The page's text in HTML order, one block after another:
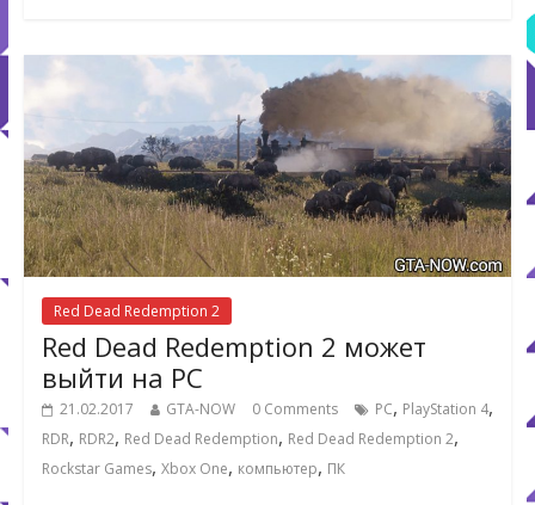
Red Dead Redemption 2
Red Dead Redemption 2 может
выйти на PC
21.02.2017 GTA-NOW 0 Comments PC, PlayStation 4,
RDR, RDR2, Red Dead Redemption, Red Dead Redemption 2,
Rockstar Games, Xbox One, компьютер, ПК